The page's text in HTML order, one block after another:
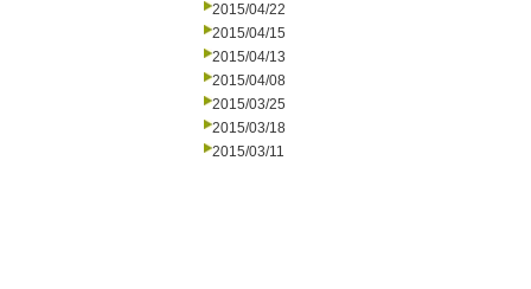
2015/04/22
2015/04/15
2015/04/13
2015/04/08
2015/03/25
2015/03/18
2015/03/11